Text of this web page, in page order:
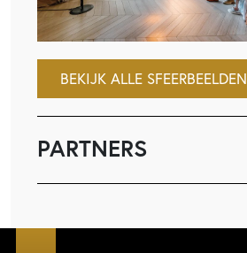
BEKIJK ALLE SFEERBEELDEN
PARTNERS